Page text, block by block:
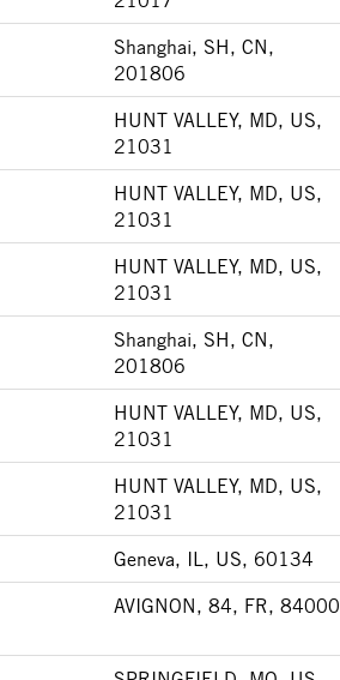
Shanghai, SH, CN,
201806
HUNT VALLEY, MD, US,
21031
HUNT VALLEY, MD, US,
21031
HUNT VALLEY, MD, US,
21031
Shanghai, SH, CN,
201806
HUNT VALLEY, MD, US,
21031
HUNT VALLEY, MD, US,
21031
Geneva, IL, US, 60134
AVIGNON, 84, FR, 84000